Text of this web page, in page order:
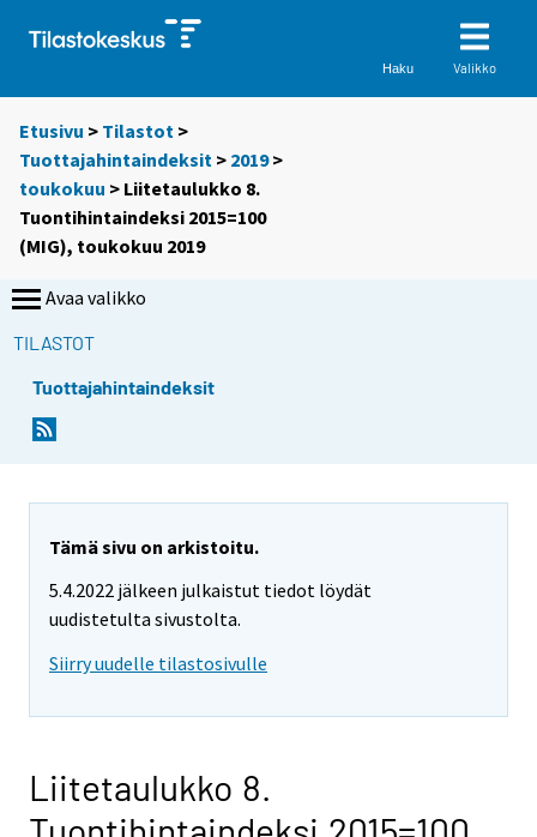
Haku Valikko
Etusivu > Tilastot >
Tuottajahintaindeksit > 2019>
toukokuu > Liitetaulukko 8.
Tuontihintaindeksi 2015=100
(MIG), toukokuu 2019
Avaa valikko
TILASTOT
Tuottajahintaindeksit
Tämä sivu on arkistoitu.
5.4.2022 jälkeen julkaistut tiedot löydät
uudistetulta sivustolta.
Siirry uudelle tilastosivulle
Liitetaulukko 8.